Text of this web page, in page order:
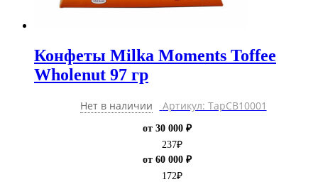
Конфеты Milka Moments Toffee
Wholenut 97 гр
Нет в наличии Артикул: ТарCB10001
от 30 000 ₽
237₽
от 60 000 ₽
172₽